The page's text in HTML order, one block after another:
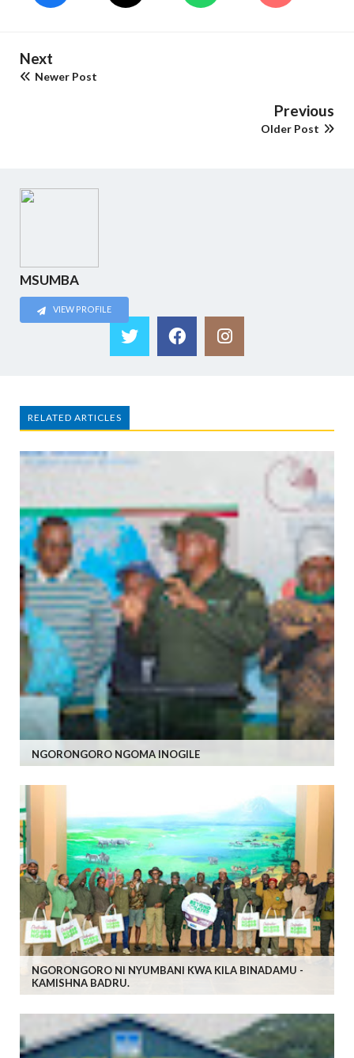
Next
Newer Post
Previous
Older Post
MSUMBA
VIEW PROFILE
RELATED ARTICLES
NGORONGORO NGOMA INOGILE
NGORONGORO NI NYUMBANI KWA KILA BINADAMU -
KAMISHNA BADRU.